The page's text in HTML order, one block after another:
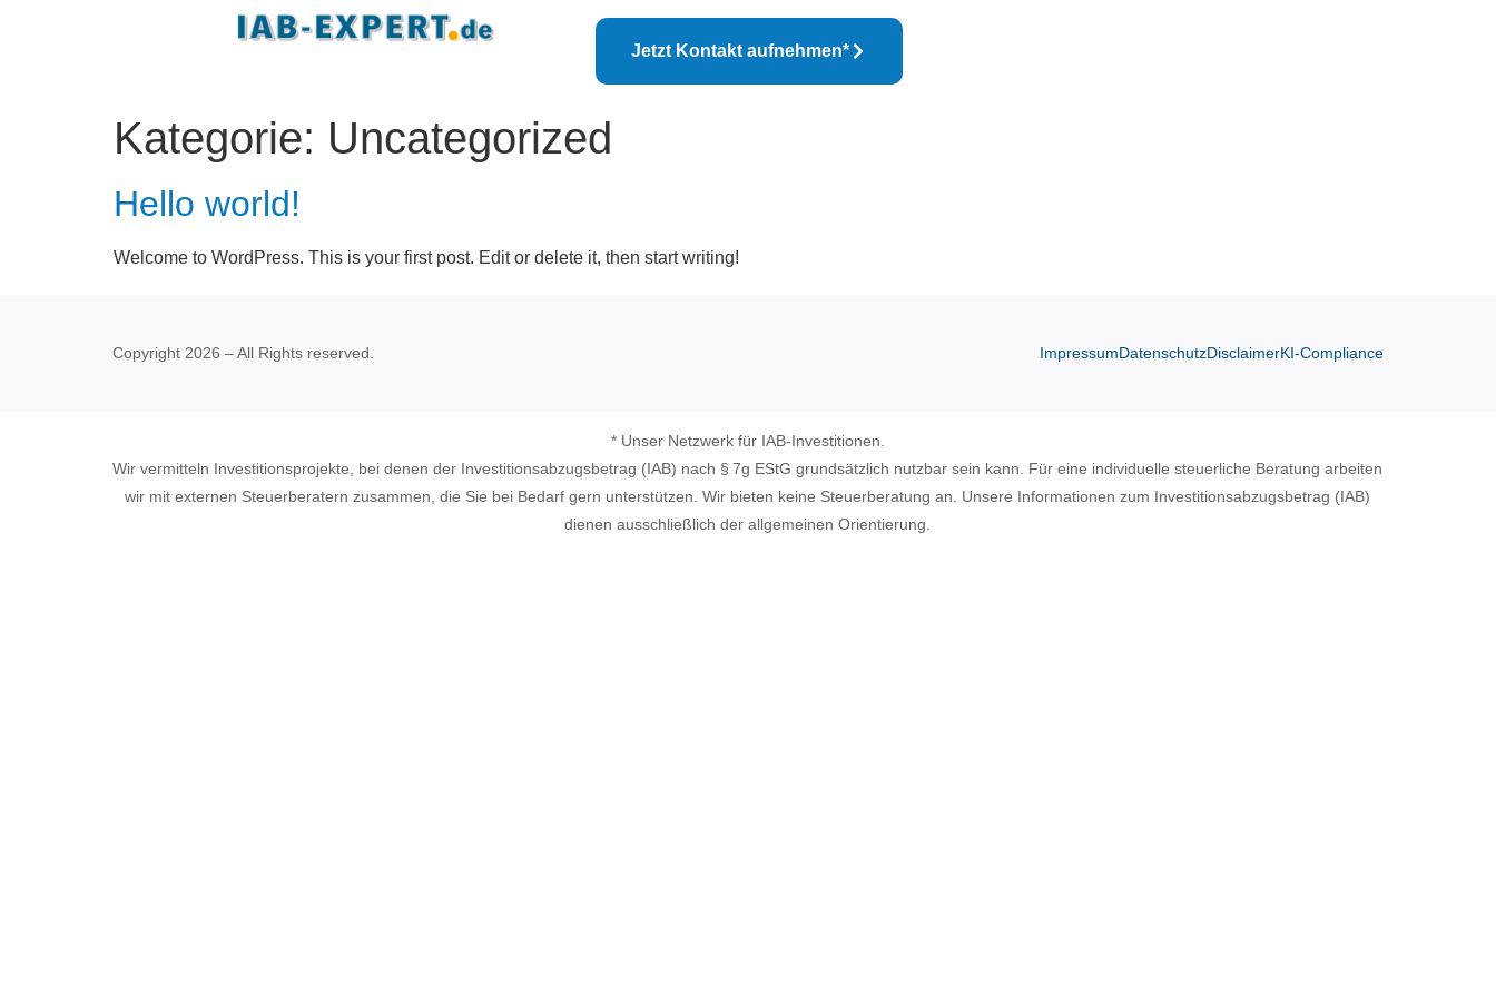
Jetzt Kontakt aufnehmen*
Kategorie: Uncategorized
Hello world!
Welcome to WordPress. This is your first post. Edit or delete it, then start writing!
Copyright 2026 – All Rights reserved. ImpressumDatenschutzDisclaimerKI-Compliance
* Unser Netzwerk für IAB-Investitionen.
Wir vermitteln Investitionsprojekte, bei denen der Investitionsabzugsbetrag (IAB) nach § 7g EStG grundsätzlich nutzbar sein kann. Für eine individuelle steuerliche Beratung arbeiten
wir mit externen Steuerberatern zusammen, die Sie bei Bedarf gern unterstützen. Wir bieten keine Steuerberatung an. Unsere Informationen zum Investitionsabzugsbetrag (IAB)
dienen ausschließlich der allgemeinen Orientierung.